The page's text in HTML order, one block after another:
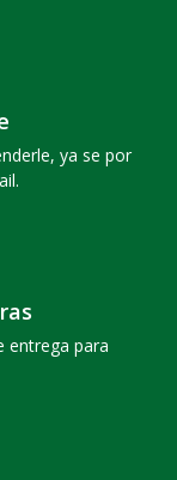
ya se por
entrega para